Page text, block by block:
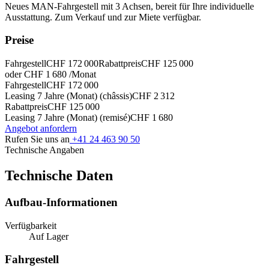
Neues MAN-Fahrgestell mit 3 Achsen, bereit für Ihre individuelle
Ausstattung. Zum Verkauf und zur Miete verfügbar.
Preise
FahrgestellCHF 172 000RabattpreisCHF 125 000
oder CHF 1 680 /Monat
FahrgestellCHF 172 000
Leasing 7 Jahre (Monat) (châssis)CHF 2 312
RabattpreisCHF 125 000
Leasing 7 Jahre (Monat) (remisé)CHF 1 680
Angebot anfordern
Rufen Sie uns an +41 24 463 90 50
Technische Angaben
Technische Daten
Aufbau-Informationen
Verfügbarkeit
Auf Lager
Fahrgestell